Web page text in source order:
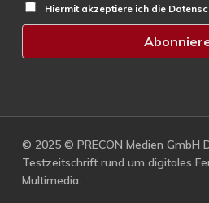
Hiermit akzeptiere ich die
© 2025 © PRECON Medien GmbH
Testzeitschrift rund um digitales
Multimedia.